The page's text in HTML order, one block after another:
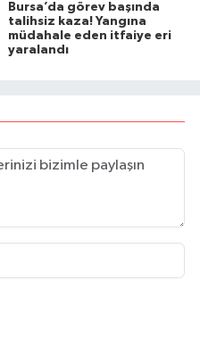
Bursa’da görev başında
talihsiz kaza! Yangına
müdahale eden itfaiye eri
yaralandı